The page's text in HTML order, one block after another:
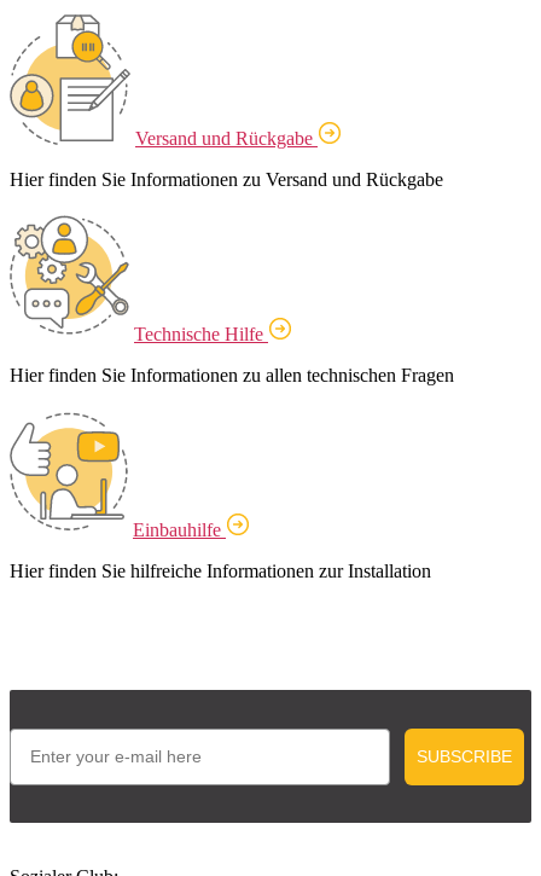
Versand und Rückgabe
Hier finden Sie Informationen zu Versand und Rückgabe
Technische Hilfe
Hier finden Sie Informationen zu allen technischen Fragen
Einbauhilfe
Hier finden Sie hilfreiche Informationen zur Installation
Email
SUBSCRIBE